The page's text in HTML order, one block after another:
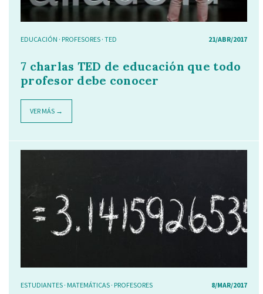
EDUCACIÓN · PROFESORES · TED 21/ABR/2017
7 charlas TED de educación que todo
profesor debe conocer
VER MÁS →
ESTUDIANTES · MATEMÁTICAS · PROFESORES 8/MAR/2017